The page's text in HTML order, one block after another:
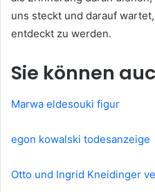
uns steckt und darauf
entdeckt zu werden.
Sie können
Marwa eldesouki figur
egon kowalski todesanzeige
Otto und Ingrid Kneidinger